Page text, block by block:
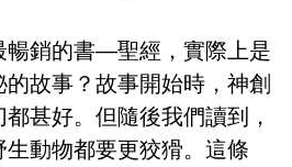
暢銷的書—聖經，實際上是
故事？故事開始時，神創
甚好。但隨後我們讀到，
動物都要更狡猾。這條